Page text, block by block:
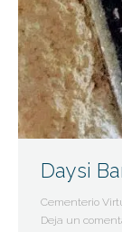
Daysi
Cementerio
Deja un